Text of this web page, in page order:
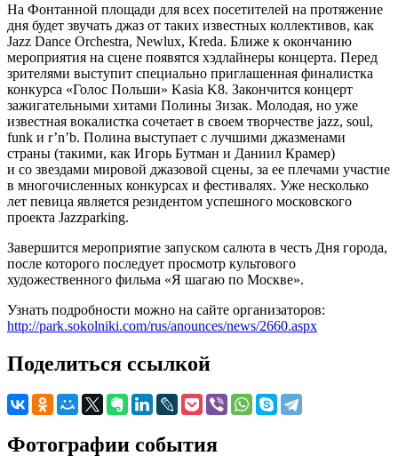
На Фонтанной площади для всех посетителей на протяжение
дня будет звучать джаз от таких известных коллективов, как
Jazz Dance Orchestra, Newlux, Kreda. Ближе к окончанию
мероприятия на сцене появятся хэдлайнеры концерта. Перед
зрителями выступит специально приглашенная финалистка
конкурса «Голос Польши» Kasia K8. Закончится концерт
зажигательными хитами Полины Зизак. Молодая, но уже
известная вокалистка сочетает в своем творчестве jazz, soul,
funk и r’n’b. Полина выступает с лучшими джазменами
страны (такими, как Игорь Бутман и Даниил Крамер)
и со звездами мировой джазовой сцены, за ее плечами участие
в многочисленных конкурсах и фестивалях. Уже несколько
лет певица является резидентом успешного московского
проекта Jazzparking.
Завершится мероприятие запуском салюта в честь Дня города,
после которого последует просмотр культового
художественного фильма «Я шагаю по Москве».
Узнать подробности можно на сайте организаторов:
http://park.sokolniki.com/rus/anounces/news/2660.aspx
Поделиться ссылкой
Фотографии события